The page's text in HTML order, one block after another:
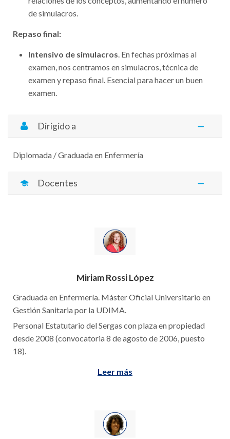
de simulacros.
Repaso final:
Intensivo de simulacros. En fechas próximas al
examen, nos centramos en simulacros, técnica de
examen y repaso final. Esencial para hacer un buen
examen.
Dirigido a
Diplomada / Graduada en Enfermería
Docentes
Miriam Rossi López
Graduada en Enfermería. Máster Oficial Universitario en
Gestión Sanitaria por la UDIMA.
Personal Estatutario del Sergas con plaza en propiedad
desde 2008 (convocatoria 8 de agosto de 2006, puesto
18).
Leer más